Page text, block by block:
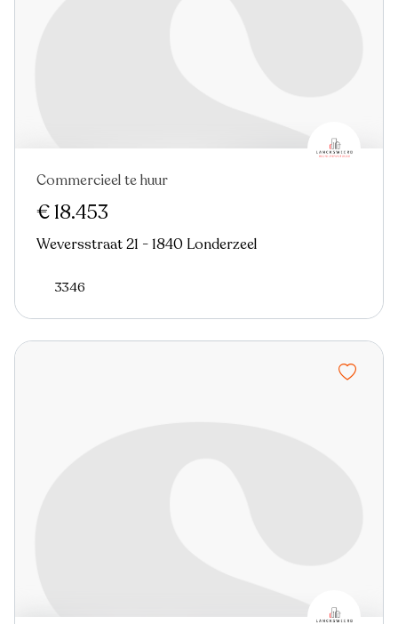
Commercieel te huur
€ 18.453
Weversstraat 21 - 1840 Londerzeel
3346